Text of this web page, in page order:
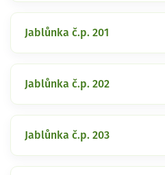
Jablůnka č.p. 201
Jablůnka č.p. 202
Jablůnka č.p. 203